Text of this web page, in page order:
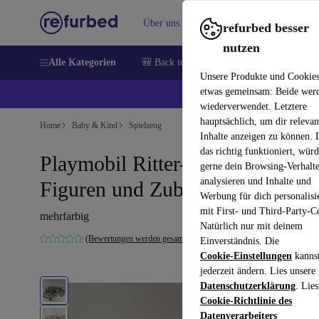
refurbed besser
nutzen
Unsere Produkte und
etwas gemeinsam: Beide
wiederverwendet. Letztere
hauptsächlich, um dir
Inhalte anzeigen zu können.
das richtig funktioniert,
gerne dein Browsing-
analysieren und Inhalte und
Werbung für dich
mit First- und Third-Party-
Natürlich nur mit deinem
Einverständnis. Die
Cookie-Einstellungen
jederzeit ändern. Lies unsere
Datenschutzerklärung.
Cookie-Richtlinie des
Datenverarbeiters
Über uns Verkaufen Hilfe
Alle Kategorien 🎒 Back to school
💰
Home Baby & Kind Spielzeug
Playmobil Ritter-Spielset mit
Figuren und Zubehör
mehrfarbig
(Bewertungen werden gesammelt)